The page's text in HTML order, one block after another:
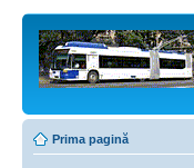
Prima pagină